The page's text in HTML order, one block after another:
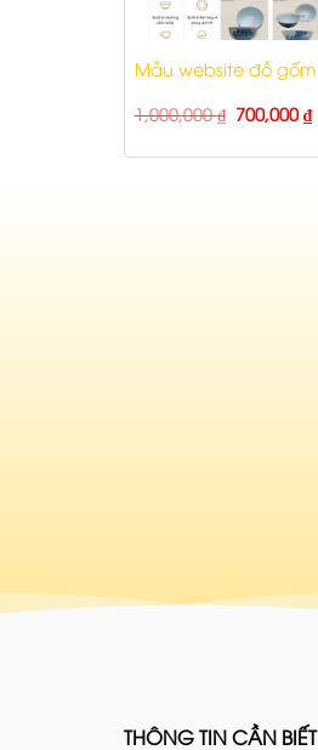
Mẫu website đồ gốm
1,000,000₫ 700,000₫
THÔNG TIN CẦN BIẾT